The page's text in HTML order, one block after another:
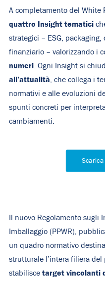
A completamento del White
quattro Insight tematici
strategici – ESG,
finanziario – valorizzando i
numeri . Ogni Insight si
all’attualità , che collega i
normativi e alle evoluzioni
spunti concreti per
cambiamenti.
Il nuovo Regolamento
Imballaggio (PPWR),
un quadro normativo
strutturale l’intera filiera del
stabilisce target vincolanti